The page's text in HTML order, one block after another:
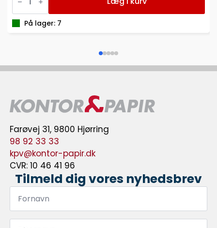
STK
TEGNESTUB
På lager: 7
Farøvej 31, 9800 Hjørring
98 92 33 33
kpv@kontor-papir.dk
CVR: 10 46 41 96
Tilmeld dig vores nyhedsbrev
Fornavn
Efternavn